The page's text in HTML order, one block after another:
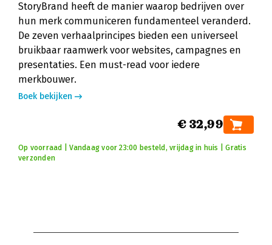
StoryBrand heeft de manier waarop bedrijven over
hun merk communiceren fundamenteel veranderd.
De zeven verhaalprincipes bieden een universeel
bruikbaar raamwerk voor websites, campagnes en
presentaties. Een must-read voor iedere
merkbouwer.
Boek bekijken
€ 32,99
Op voorraad | Vandaag voor 23:00 besteld, vrijdag in huis | Gratis
verzonden